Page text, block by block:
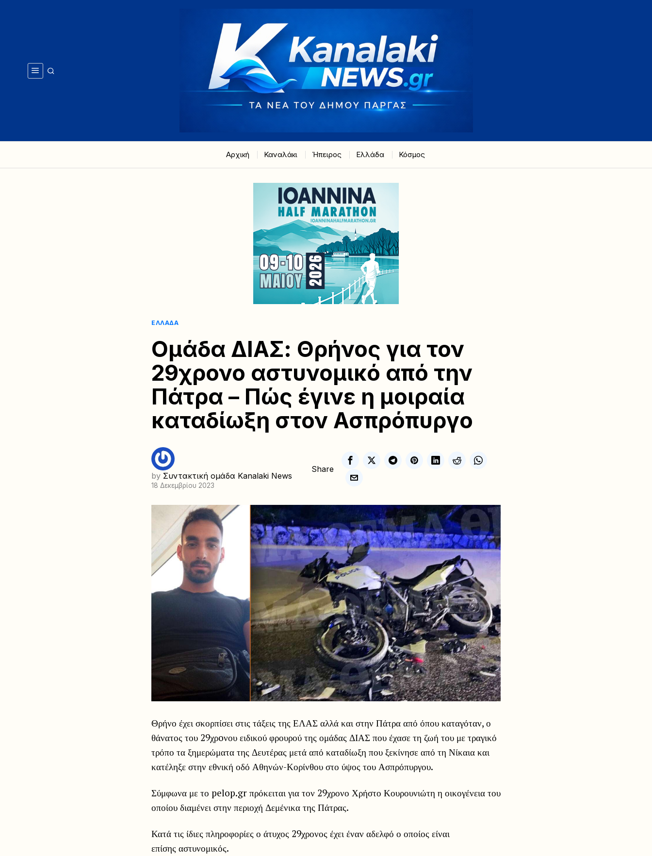
Αρχική Καναλάκι Ήπειρος Ελλάδα Κόσμος
ΕΛΛΆΔΑ
Ομάδα ΔΙΑΣ: Θρήνος για τον
29χρονο αστυνομικό από την
Πάτρα – Πώς έγινε η μοιραία
καταδίωξη στον Ασπρόπυργο
by Συντακτική ομάδα Kanalaki News
18 Δεκεμβρίου 2023
Share
Θρήνο έχει σκορπίσει στις τάξεις της ΕΛΑΣ αλλά και στην Πάτρα από όπου καταγόταν, ο
θάνατος του 29χρoνου ειδικού φρουρού της ομάδας ΔΙΑΣ που έχασε τη ζωή του με τραγικό
τρόπο τα ξημερώματα της Δευτέρας μετά από καταδίωξη που ξεκίνησε από τη Νίκαια και
κατέληξε στην εθνική οδό Αθηνών-Κορίνθου στο ύψος του Ασπρόπυργου.
Σύμφωνα με το pelop.gr πρόκειται για τον 29χρονο Χρήστο Κουρουνιώτη η οικογένεια του
οποίου διαμένει στην περιοχή Δεμένικα της Πάτρας.
Κατά τις ίδιες πληροφορίες ο άτυχος 29χρονος έχει έναν αδελφό ο οποίος είναι
επίσης αστυνομικός.